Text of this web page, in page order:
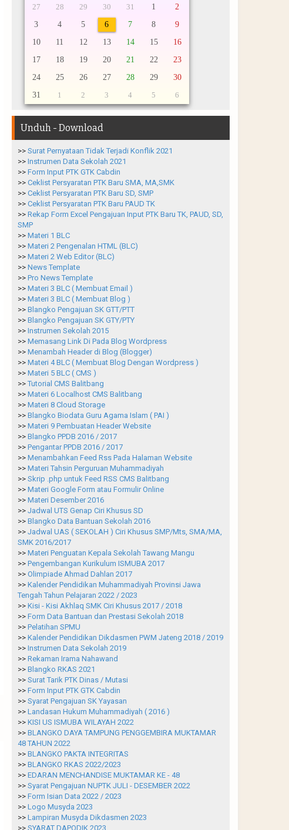
27 28 29 30 31 1
2
3
4 5 6 7 8
9
10
11 12 13 14 15
16
17
18 19 20 21 22
23
24
25 26 27 28 29
30
31
1 2 3 4 5 6
Unduh - Download
>> Surat Pernyataan Tidak Terjadi Konflik 2021
>> Instrumen Data Sekolah 2021
>> Form Input PTK GTK Cabdin
>> Ceklist Persyaratan PTK Baru SMA, MA,SMK
>> Ceklist Persyaratan PTK Baru SD, SMP
>> Ceklist Persyaratan PTK Baru PAUD TK
>> Rekap Form Excel Pengajuan Input PTK Baru TK, PAUD, SD,
SMP
>> Materi 1 BLC
>> Materi 2 Pengenalan HTML (BLC)
>> Materi 2 Web Editor (BLC)
>> News Template
>> Pro News Template
>> Materi 3 BLC ( Membuat Email )
>> Materi 3 BLC ( Membuat Blog )
>> Blangko Pengajuan SK GTT/PTT
>> Blangko Pengajuan SK GTY/PTY
>> Instrumen Sekolah 2015
>> Memasang Link Di Pada Blog Wordpress
>> Menambah Header di Blog (Blogger)
>> Materi 4 BLC ( Membuat Blog Dengan Wordpress )
>> Materi 5 BLC ( CMS )
>> Tutorial CMS Balitbang
>> Materi 6 Localhost CMS Balitbang
>> Materi 8 Cloud Storage
>> Blangko Biodata Guru Agama Islam ( PAI )
>> Materi 9 Pembuatan Header Website
>> Blangko PPDB 2016 / 2017
>> Pengantar PPDB 2016 / 2017
>> Menambahkan Feed Rss Pada Halaman Website
>> Materi Tahsin Perguruan Muhammadiyah
>> Skrip .php untuk Feed RSS CMS Balitbang
>> Materi Google Form atau Formulir Online
>> Materi Desember 2016
>> Jadwal UTS Genap Ciri Khusus SD
>> Blangko Data Bantuan Sekolah 2016
>> Jadwal UAS ( SEKOLAH ) Ciri Khusus SMP/Mts, SMA/MA,
SMK 2016/2017
>> Materi Penguatan Kepala Sekolah Tawang Mangu
>> Pengembangan Kurikulum ISMUBA 2017
>> Olimpiade Ahmad Dahlan 2017
>> Kalender Pendidikan Muhammadiyah Provinsi Jawa
Tengah Tahun Pelajaran 2022 / 2023
>> Kisi - Kisi Akhlaq SMK Ciri Khusus 2017 / 2018
>> Form Data Bantuan dan Prestasi Sekolah 2018
>> Pelatihan SPMU
>> Kalender Pendidikan Dikdasmen PWM Jateng 2018 / 2019
>> Instrumen Data Sekolah 2019
>> Rekaman Irama Nahawand
>> Blangko RKAS 2021
>> Surat Tarik PTK Dinas / Mutasi
>> Form Input PTK GTK Cabdin
>> Syarat Pengajuan SK Yayasan
>> Landasan Hukum Muhammadiyah ( 2016 )
>> KISI US ISMUBA WILAYAH 2022
>> BLANGKO DAYA TAMPUNG PENGGEMBIRA MUKTAMAR
48 TAHUN 2022
>> BLANGKO PAKTA INTEGRITAS
>> BLANGKO RKAS 2022/2023
>> EDARAN MENCHANDISE MUKTAMAR KE - 48
>> Syarat Pengajuan NUPTK JULI - DESEMBER 2022
>> Form Isian Data 2022 / 2023
>> Logo Musyda 2023
>> Lampiran Musyda Dikdasmen 2023
>> SYARAT DAPODIK 2023